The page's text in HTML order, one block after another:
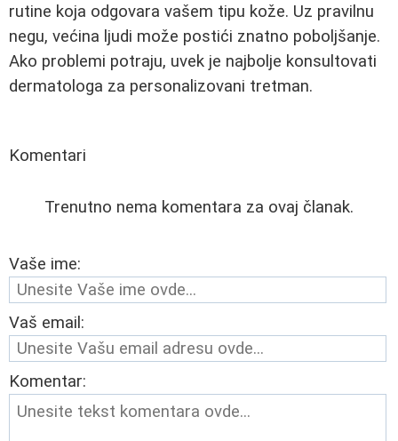
rutine koja odgovara vašem tipu kože. Uz pravilnu
negu, većina ljudi može postići znatno poboljšanje.
Ako problemi potraju, uvek je najbolje konsultovati
dermatologa za personalizovani tretman.
Komentari
Trenutno nema komentara za ovaj članak.
Vaše ime:
Vaš email:
Komentar: